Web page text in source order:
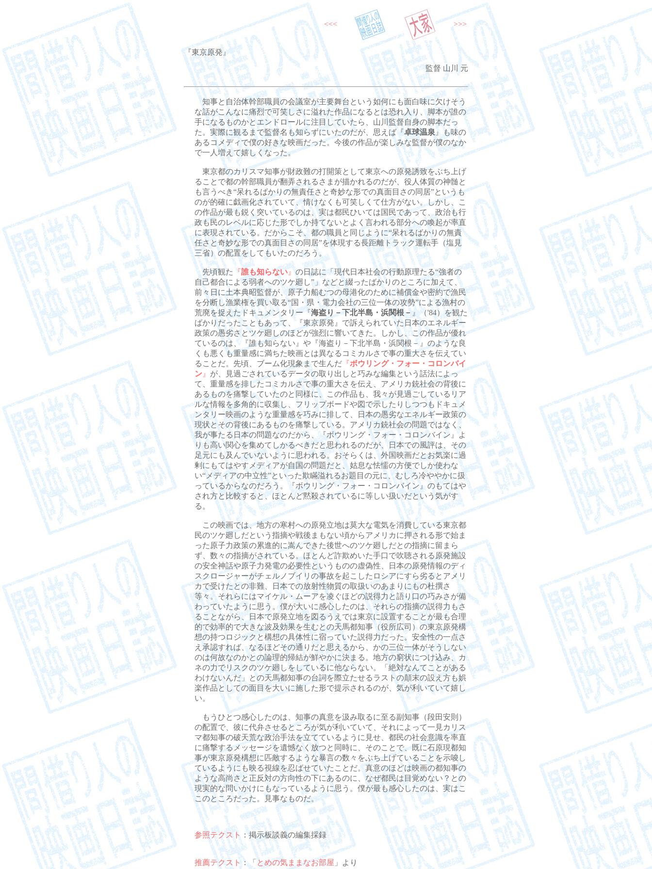
<<< >>>
『東京原発』
監督 山川 元
知事と自治体幹部職員の会議室が主要舞台という如何にも面白味に欠けそう
な話がこんなに痛烈で可笑しさに溢れた作品になるとは恐れ入り、脚本が誰の
手になるものかとエンドロールに注目していたら、山川監督自身の脚本だっ
た。実際に観るまで監督名も知らずにいたのだが、思えば『卓球温泉 』も味の
あるコメディで僕の好きな映画だった。今後の作品が楽しみな監督が僕のなか
で一人増えて嬉しくなった。
東京都のカリスマ知事が財政難の打開策として東京への原発誘致をぶち上げ
ることで都の幹部職員が翻弄されるさまが描かれるのだが、役人体質の神髄と
も言うべき“呆れるばかりの無責任さと奇妙な形での真面目さの同居”というも
のが的確に戯画化されていて、情けなくも可笑しくて仕方がない。しかし、こ
の作品が最も鋭く突いているのは、実は都民ひいては国民であって、政治も行
政も民のレベルに応じた形でしか持てないとよく言われる部分への喚起が率直
に表現されている。だからこそ、都の職員と同じように“呆れるばかりの無責
任さと奇妙な形での真面目さの同居”を体現する長距離トラック運転手（塩見
三省）の配置をしてもいたのだろう。
先頃観た 『誰も知らない 』 の日誌に「現代日本社会の行動原理たる“強者の
自己都合による弱者へのツケ廻し”」などと綴ったばかりのところに加えて、
前々日に土本典昭監督が、原子力船むつの母港化のために補償金や密約で漁民
を分断し漁業権を買い取る“国・県・電力会社の三位一体の攻勢”による漁村の
荒廃を捉えたドキュメンタリー『海盗り－下北半島・浜関根－』（'84）を観た
ばかりだったこともあって、『東京原発』で訴えられていた日本のエネルギー
政策の愚劣さとツケ廻しのほどが強烈に響いてきた。しかし、この作品が優れ
ているのは、『誰も知らない』や『海盗り－下北半島・浜関根－』のような良
くも悪くも重量感に満ちた映画とは異なるコミカルさで事の重大さを伝えてい
ることだ。先頃、ブーム化現象まで生んだ 『ボウリング・フォー・コロンバイ
ン 』 が、見過ごされているデータの取り出しと巧みな編集という話法によっ
て、重量感を排したコミカルさで事の重大さを伝え、アメリカ銃社会の背後に
あるものを痛撃していたのと同様に、この作品も、我々が見過ごしているリア
ルな情報を多角的に収集し、フリップボードや図で示したりしつつもドキュメ
ンタリー映画のような重量感を巧みに排して、日本の愚劣なエネルギー政策の
現状とその背後にあるものを痛撃している。アメリカ銃社会の問題ではなく、
我が事たる日本の問題なのだから、『ボウリング・フォー・コロンバイン』よ
りも高い関心を集めてしかるべきだと思われるのだが、日本での風評は、その
足元にも及んでいないように思われる。おそらくは、外国映画だとお気楽に過
剰にもてはやすメディアが自国の問題だと、姑息な怯懦の方便でしか使わな
い“メディアの中立性”といった欺瞞溢れるお題目の元に、むしろ冷ややかに扱
っているからなのだろう。『ボウリング・フォー・コロンバイン』のもてはや
され方と比較すると、ほとんど黙殺されているに等しい扱いだという気がす
る。
この映画では、地方の寒村への原発立地は莫大な電気を消費している東京都
民のツケ廻しだという指摘や戦後まもない頃からアメリカに押される形で始ま
った原子力政策の累進的に嵩んできた後世へのツケ廻しだとの指摘に留まら
ず、数々の指摘がされている。ほとんど詐欺めいた手口で吹聴される原発施設
の安全神話や原子力発電の必要性というものの虚偽性、日本の原発情報のディ
スクロージャーがチェルノブイリの事故を起こしたロシアにすら劣るとアメリ
カで受けたとの非難、日本での放射性物質の取扱いのあまりにもの杜撰さ
等々。それらにはマイケル・ムーアを凌ぐほどの説得力と語り口の巧みさが備
わっていたように思う。僕が大いに感心したのは、それらの指摘の説得力もさ
ることながら、日本で原発立地を図るうえでは東京に設置することが最も合理
的で効率的で大きな波及効果を生むとの天馬都知事（役所広司）の東京原発構
想の持つロジックと構想の具体性に宿っていた説得力だった。安全性の一点さ
え承認すれば、なるほどその通りだと思えるから、かの三位一体がそうしない
のは何故なのかとの論理的帰結が鮮やかに決まる。地方の窮状につけ込み、カ
ネの力でリスクのツケ廻しをしているに他ならない。「絶対なんてことがある
わけないんだ」との天馬都知事の台詞を際立たせるラストの顛末の設え方も娯
楽作品としての面目を大いに施した形で提示されるのが、気が利いていて嬉し
い。
もうひとつ感心したのは、知事の真意を汲み取るに至る副知事（段田安則）
の配置で、彼に代弁させるところが気が利いていて、それによって一見カリス
マ都知事の破天荒な政治手法を立てているように見せ、都民の社会意識を率直
に痛撃するメッセージを遺憾なく放つと同時に、そのことで、既に石原現都知
事が東京原発構想に匹敵するような暴言の数々をぶち上げていることを示唆し
ているようにも映る視線を忍ばせていたことだ。真意のほどは映画の都知事の
ような高尚さと正反対の方向性の下にあるのに、なぜ都民は目覚めない？との
現実的な問いかけにもなっているように思う。僕が最も感心したのは、実はこ
このところだった。見事なものだ。
参照テクスト ：掲示板談義の編集採録
推薦テクスト ：「 とめの気ままなお部屋 」より